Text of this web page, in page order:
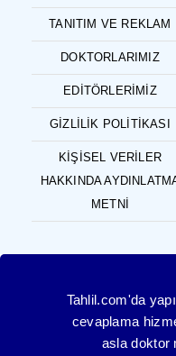
TANITIM VE REKLAM
DOKTORLARIMIZ
EDITÖRLERIMIZ
GIZLILIK POLITIKASI
KIŞISEL VERILER
HAKKINDA
METNI
Tahlil.com'da
cevaplama
asla doktor